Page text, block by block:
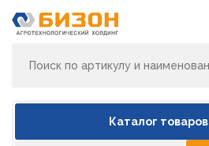
Каталог товаров